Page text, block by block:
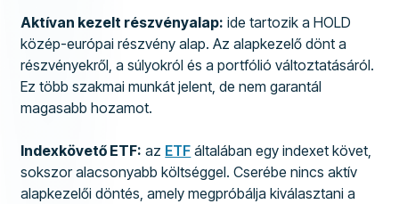
Aktívan kezelt részvényalap: ide tartozik a HOLD
közép-európai részvény alap. Az alapkezelő dönt a
részvényekről, a súlyokról és a portfólió változtatásáról.
Ez több szakmai munkát jelent, de nem garantál
magasabb hozamot.
Indexkövető ETF: az ETF általában egy indexet követ,
sokszor alacsonyabb költséggel. Cserébe nincs aktív
alapkezelői döntés, amely megpróbálja kiválasztani a